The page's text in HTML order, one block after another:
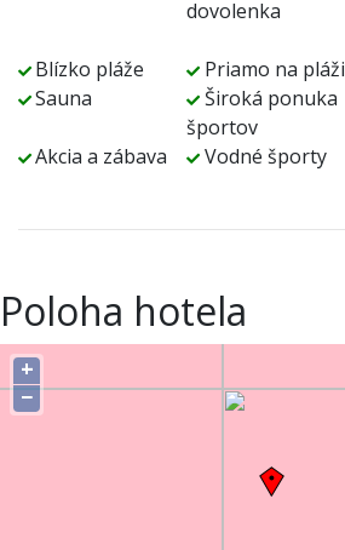
dovolenka
Blízko pláže
Priamo na pláži
Sauna
Široká ponuka
športov
Akcia a zábava
Vodné športy
Poloha hotela
+
−